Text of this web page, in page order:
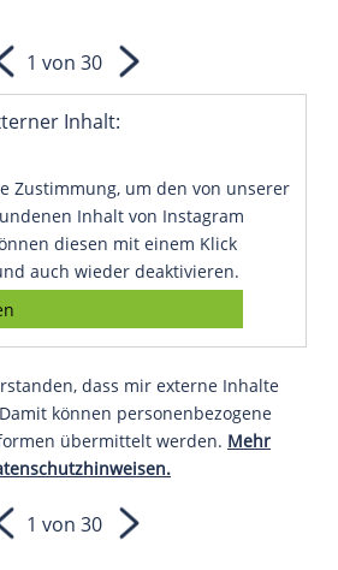
Inhalt:
Zustimmung, um den von unserer
Inhalt von Instagram
diesen mit einem Klick
auch wieder deaktivieren.
dass mir externe Inhalte
können personenbezogene
übermittelt werden. Mehr
1 von 30
1 von 30